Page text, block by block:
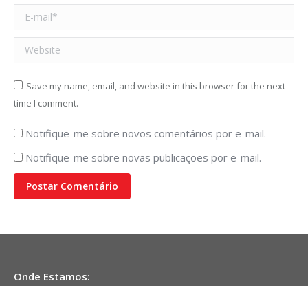
E-mail *
Website
Save my name, email, and website in this browser for the next
time I comment.
Notifique-me sobre novos comentários por e-mail.
Notifique-me sobre novas publicações por e-mail.
Postar Comentário
Onde Estamos: